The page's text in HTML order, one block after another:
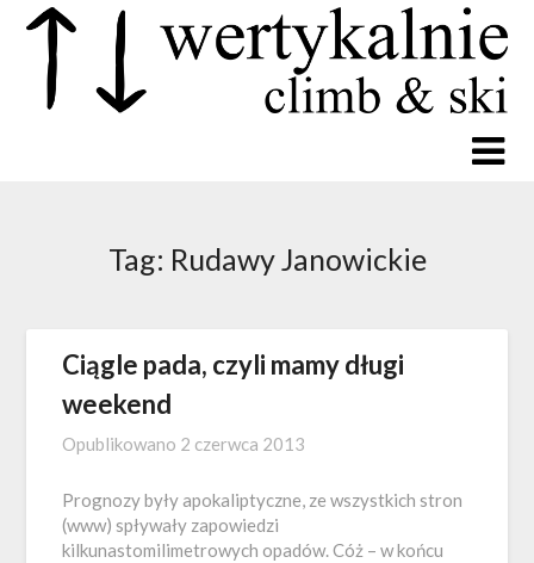
Tag: Rudawy Janowickie
Ciągle pada, czyli mamy długi
weekend
Opublikowano 2 czerwca 2013
Prognozy były apokaliptyczne, ze wszystkich stron
(www) spływały zapowiedzi
kilkunastomilimetrowych opadów. Cóż – w końcu